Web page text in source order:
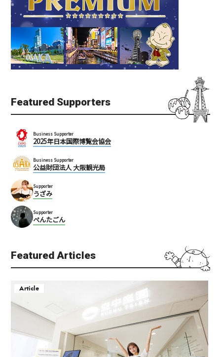
Featured Supporters
Business Supporter
2025年日本国際博覧会協会
Business Supporter
公益財団法人 大阪観光局
Supporter
うざみ
Supporter
ぺんたごん
Featured Articles
Article